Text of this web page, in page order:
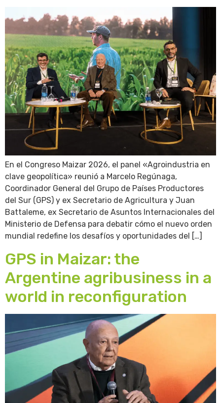
En el Congreso Maizar 2026, el panel «Agroindustria en
clave geopolítica» reunió a Marcelo Regúnaga,
Coordinador General del Grupo de Países Productores
del Sur (GPS) y ex Secretario de Agricultura y Juan
Battaleme, ex Secretario de Asuntos Internacionales del
Ministerio de Defensa para debatir cómo el nuevo orden
mundial redefine los desafíos y oportunidades del […]
GPS in Maizar: the
Argentine agribusiness in a
world in reconfiguration